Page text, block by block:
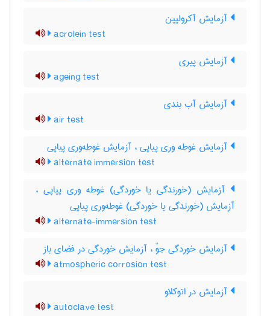
آزمایش آکرولیین
acrolein test
آزمایش پیری
ageing test
آزمایش آب بندی
air test
آزمایش غوطه وری پیاپی ، آزمایش غوطه‌وری پیاپی
alternate immersion test
آزمایش (خورندگی یا خوردگی) غوطه وری پیاپی ،
آزمایش (خورندگی یا خوردگی) غوطه‌وری پیاپی
alternate-immersion test
آزمایش خوردگی جوّ ، آزمایش خوردگی در فضای باز
atmospheric corrosion test
آزمایش در اتوکلاو
autoclave test